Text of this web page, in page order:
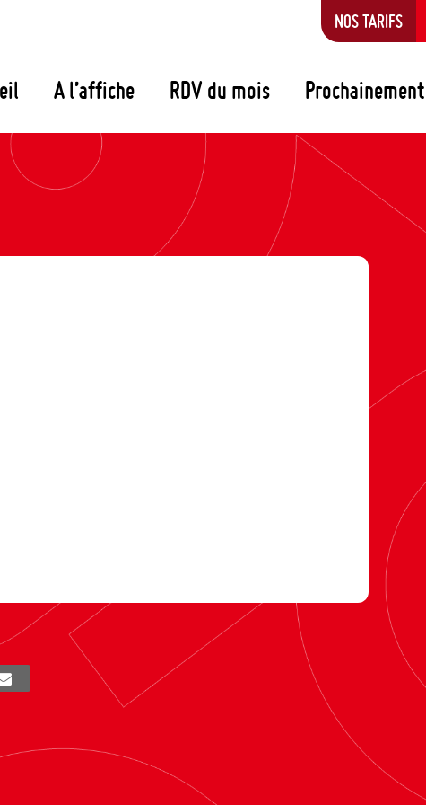
A l’affiche RDV du mois Prochainement
NOS TARIFS